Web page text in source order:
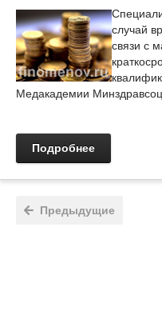
случай
связи с
Медакадемии
Подробнее
Предыдущие